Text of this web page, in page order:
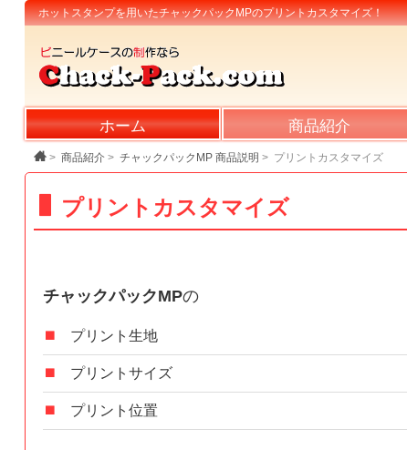
ホットスタンプを用いたチャックパックMPのプリントカスタマイズ！
ホーム 商品紹介
> 商品紹介> チャックパックMP 商品説明 > プリントカスタマイズ
プリントカスタマイズ
チャックパックMPの
プリント生地
プリントサイズ
プリント位置